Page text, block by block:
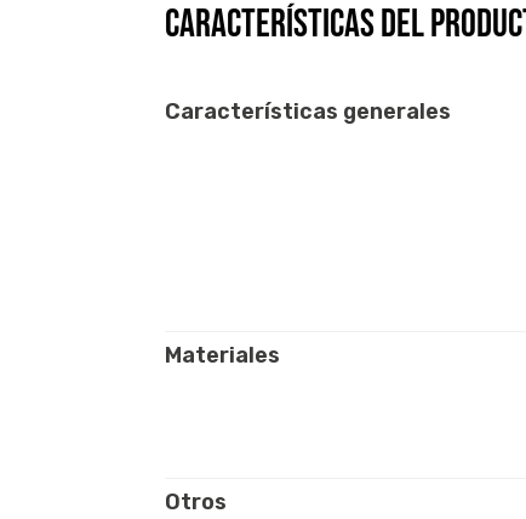
CARACTERÍSTICAS DEL
Características generales
Materiales
Otros